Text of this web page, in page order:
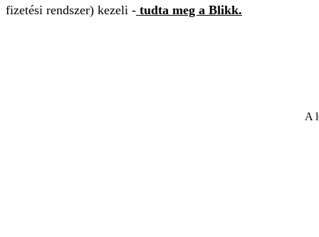
fizetési rendszer) kezeli - tudta meg a Blikk.
A